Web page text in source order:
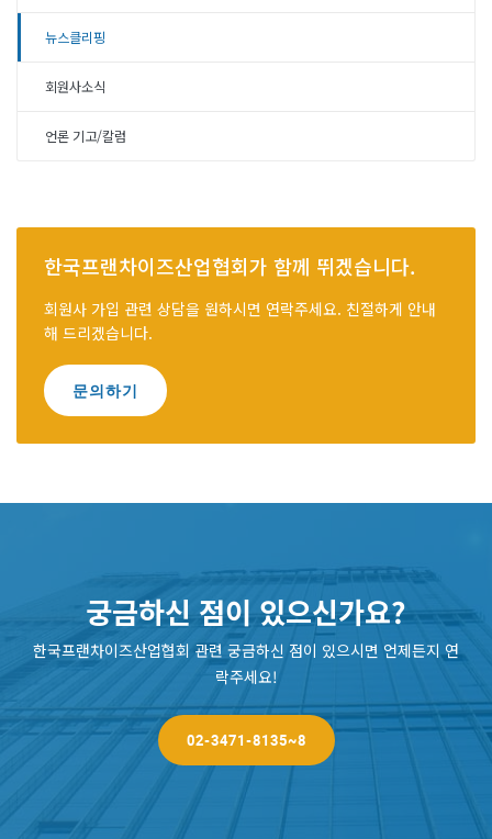
뉴스클리핑
회원사소식
언론 기고/칼럼
한국프랜차이즈산업협회가 함께 뛰겠습니다.
회원사 가입 관련 상담을 원하시면 연락주세요. 친절하게 안내
해 드리겠습니다.
문의하기
궁금하신 점이 있으신가요?
한국프랜차이즈산업협회 관련 궁금하신 점이 있으시면 언제든지 연
락주세요!
02-3471-8135~8